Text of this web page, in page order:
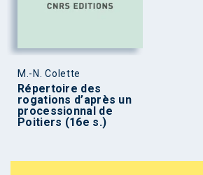
M.-N. Colette
Répertoire des
rogations d’après un
processionnal de
Poitiers (16e s.)